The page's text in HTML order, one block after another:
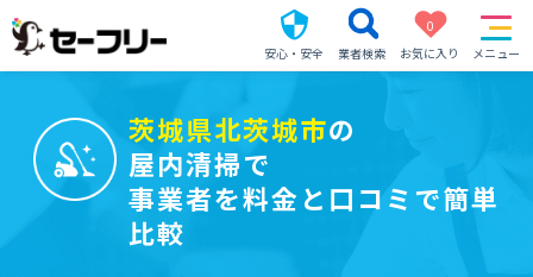
安心・安全 業者検索
0
お気に入り
メニュー
茨城県北茨城市の
屋内清掃で
事業者を料金と口コミで簡単
比較